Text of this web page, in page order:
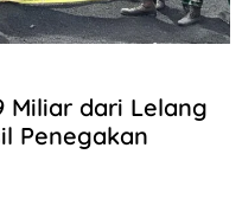
Miliar dari Lelang
Penegakan